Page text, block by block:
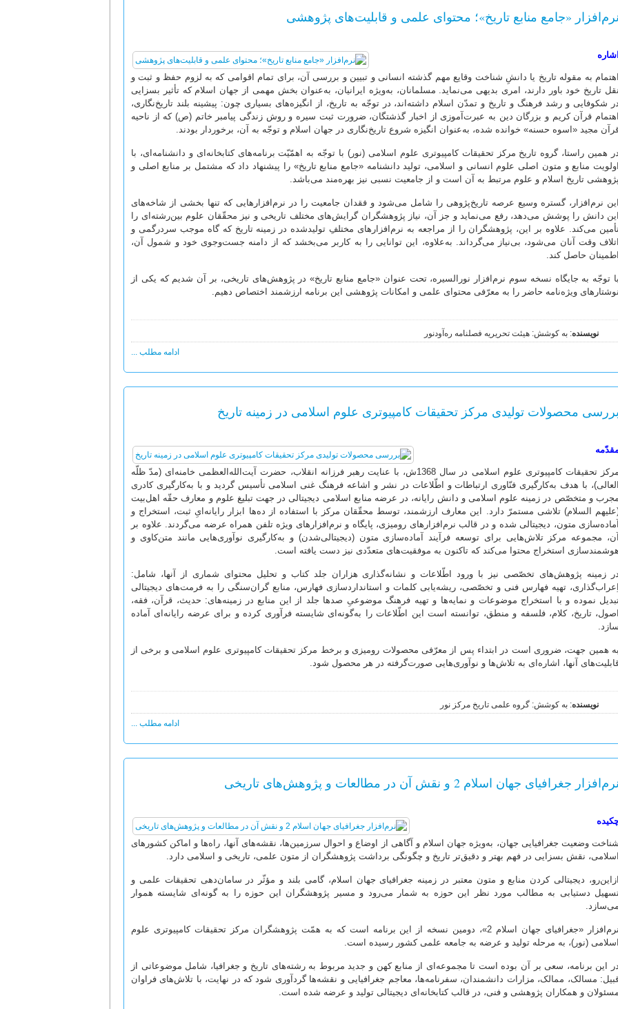
نرم‌افزار «جامع منابع تاریخ»؛ محتوای علمی و قابلیت‌های پژوهشی
اشاره
اهتمام به مقوله تاریخ یا دانشِ شناخت وقایع مهم گذشته انسانی و تبیین و بررسی آن، برای تمام اقوامی که به لزوم حفظ و ثبت و
نقل تاریخ خود باور دارند، امری بدیهی می‌نماید. مسلمانان، به‌ویژه ایرانیان، به‌عنوان بخش مهمی از جهان اسلام که تأثیر بسزایی
در شکوفایی و رشد فرهنگ و تاریخ و تمدّن اسلام داشته‌اند، در توجّه به تاریخ، از انگیزه‌های بسیاری چون: پیشینه بلند تاریخ‌نگاری،
اهتمام قرآن کریم و بزرگان دین به عبرت‌آموزی از اخبار گذشتگان، ضرورت ثبت سیره و روش زندگی پیامبر خاتم (ص) که از ناحیه
مجید «اسوه حسنه» خوانده شده، به‌عنوان انگیزه شروع تاریخ‌نگاری در جهان اسلام و توجّه به آن، برخوردار بودند.
در همین راستا، گروه تاریخ مرکز تحقیقات کامپیوتری علوم اسلامی (نور) با توجّه به اهمّیّت برنامه‌های کتابخانه‌ای و دانشنامه‌ای، با
اولویت منابع و متون اصلی علوم انسانی و اسلامی، تولید دانشنامه «جامع منابع تاریخ» را پیشنهاد داد که مشتمل بر منابع اصلی و
پژوهشی تاریخ اسلام و علوم مرتبط به آن است و از جامعیت نسبی نیز بهره‌مند می‌باشد.
این نرم‌افزار، گستره وسیع عرصه تاریخ‌پژوهی را شامل می‌شود و فقدان جامعیت را در نرم‌افزارهایی که تنها بخشی از شاخه‌های
این دانش را پوشش می‌دهد، رفع می‌نماید و جز آن، نیاز پژوهشگران گرایش‌های مختلف تاریخی و نیز محقّقان علوم بین‌رشته‌ای را
می‌کند. علاوه بر این، پژوهشگران را از مراجعه به نرم‌افزارهای مختلفِ تولیدشده در زمینه تاریخ که گاه موجب سردرگمی و
اتلاف وقت آنان می‌شود، بی‌نیاز می‌گرداند. به‌علاوه، این توانایی را به کاربر می‌بخشد که از دامنه جست‌وجوی خود و شمول آن،
اطمینان حاصل کند.
با توجّه به جایگاه نسخه سوم نرم‌افزار نورالسیره، تحت عنوان «جامع منابع تاریخ» در پژوهش‌های تاریخی، بر آن شدیم که یکی از
نوشتارهای ویژه‌نامه حاضر را به معرّفی محتوای علمی و امکانات پژوهشی این برنامه ارزشمند اختصاص دهیم.
نویسنده: به کوشش: هیئت تحریریه فصلنامه ره‌آودنور
ادامه مطلب ...
بررسی محصولات تولیدی مرکز تحقیقات کامپیوتری علوم اسلامی در زمینه تاریخ
مرکز تحقیقات کامپیوتری علوم اسلامی در سال 1368ش، با عنایت رهبر فرزانه انقلاب، حضرت آیت‌الله‌العظمی خامنه‌ای (مدّ ظلّه
العالی)، با هدف به‌کارگیری فنّاوری ارتباطات و اطّلاعات در نشر و اشاعه فرهنگ غنی اسلامی تأسیس گردید و با به‌کارگیری کادری
مجرب و متخصّص در زمینه علوم اسلامی و دانش رایانه، در عرضه منابع اسلامی دیجیتالی در جهت تبلیغ علوم و معارف حقّه اهل‌بیت
السلام) تلاشی مستمرّ دارد. این معارف ارزشمند، توسط محقّقان مرکز با استفاده از ده‌ها ابزار رایانه‌ایِ ثبت، استخراج و
آماده‌سازی متون، دیجیتالی شده و در قالب نرم‌افزارهای رومیزی، پایگاه و نرم‌افزارهای ویژه تلفن همراه عرضه می‌گردند. علاوه بر
آن، مجموعه مرکز تلاش‌هایی برای توسعه فرآیند آماده‌سازی متون (دیجیتالی‌شدن) و به‌کارگیری نوآوری‌هایی مانند متن‌کاوی و
هوشمندسازی استخراج محتوا می‌کند که تاکنون به موفقیت‌های متعدّدی نیز دست یافته است.
در زمینه پژوهش‌های تخصّصی نیز با ورود اطّلاعات و نشانه‌گذاری هزاران جلد کتاب و تحلیل محتوای شماری از آنها، شامل:
اِعراب‌گذاری، تهیه فهارس فنی و تخصّصی، ریشه‌یابی کلمات و استانداردسازی فهارس، منابع گران‌سنگی را به فرمت‌های دیجیتالی
نموده و با استخراج موضوعات و نمایه‌ها و تهیه فرهنگ موضوعیِ صدها جلد از این منابع در زمینه‌های: حدیث، قرآن، فقه،
اصول، تاریخ، کلام، فلسفه و منطق، توانسته است این اطّلاعات را به‌گونه‌ای شایسته فرآوری کرده و برای عرضه رایانه‌ای آماده
سازد.
به همین جهت، ضروری است در ابتداء پس از معرّفی محصولات رومیزی و برخط مرکز تحقیقات کامپیوتری علوم اسلامی و برخی از
آنها، اشاره‌ای به تلاش‌ها و نوآوری‌هایی صورت‌گرفته در هر محصول شود.
نویسنده: به کوشش: گروه علمی تاریخ مرکز نور
ادامه مطلب ...
نرم‌افزار جغرافیای جهان اسلام 2 و نقش آن در مطالعات و پژوهش‌های تاریخی
شناخت وضعیت جغرافیایی جهان، به‌ویژه جهان اسلام و آگاهی از اوضاع و احوال سرزمین‌ها، نقشه‌های آنها، راه‌ها و اماکن کشورهای
اسلامی، نقش بسزایی در فهم بهتر و دقیق‌تر تاریخ و چگونگی برداشت پژوهشگران از متون علمی، تاریخی و اسلامی دارد.
ازاین‌رو، دیجیتالی کردن منابع و متون معتبر در زمینه جغرافیای جهان اسلام، گامی بلند و مؤثّر در سامان‌دهی تحقیقات علمی و
دستیابی به مطالب مورد نظر این حوزه به شمار می‌رود و مسیر پژوهشگران این حوزه را به گونه‌ای شایسته هموار
می‌سازد.
نرم‌افزار «جغرافیای جهان اسلام 2»، دومین نسخه از این برنامه است که به همّت پژوهشگران مرکز تحقیقات کامپیوتری علوم
اسلامی (نور)، به مرحله تولید و عرضه به جامعه علمی کشور رسیده است.
در این برنامه، سعی بر آن بوده است تا مجموعه‌ای از منابع کهن و جدید مربوط به رشته‌های تاریخ و جغرافیا، شامل موضوعاتی از
مسالک، ممالک، مزارات دانشمندان، سفرنامه‌ها، معاجم جغرافیایی و نقشه‌ها گردآوری شود که در نهایت، با تلاش‌های فراوان
مسئولان و همکاران پژوهشی و فنی، در قالب کتابخانه‌ای دیجیتالی تولید و عرضه شده است.